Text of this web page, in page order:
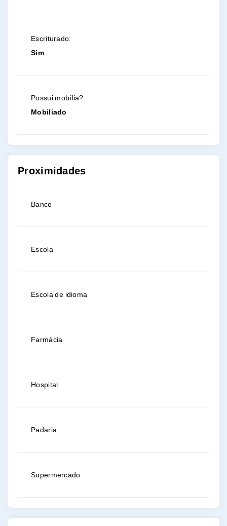
Escriturado:
Sim
Possui mobília?:
Mobiliado
Proximidades
Banco
Escola
Escola de idioma
Farmácia
Hospital
Padaria
Supermercado